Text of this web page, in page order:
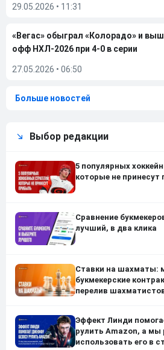
29.05.2026 • 11:31
«Вегас» обыграл «Колорадо» и
офф НХЛ-2026 при 4-0 в серии
27.05.2026 • 06:50
Больше новостей
Выбор редакции
5 популярных
которые не принесут
Сравнение
лучший, в два клика
Ставки на шахматы:
букмекерские
перелив
Эффект Линди
рулить Amazon, а мы
использовать его в